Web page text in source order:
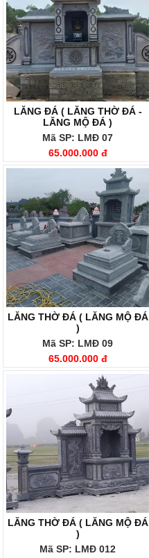
LĂNG ĐÁ ( LĂNG THỜ ĐÁ -
LĂNG MỘ ĐÁ )
Mã SP: LMĐ 07
65.000.000 đ
LĂNG THỜ ĐÁ ( LĂNG MỘ ĐÁ
)
Mã SP: LMĐ 09
65.000.000 đ
LĂNG THỜ ĐÁ ( LĂNG MỘ ĐÁ
)
Mã SP: LMĐ 012